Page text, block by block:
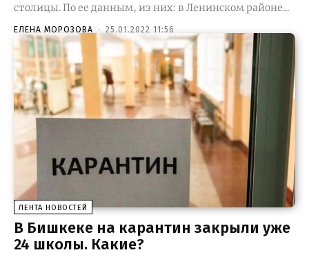
столицы. По ее данным, из них: в Ленинском районе...
ЕЛЕНА МОРОЗОВА - 25.01.2022 11:56
ЛЕНТА НОВОСТЕЙ
В Бишкеке на карантин закрыли уже
24 школы. Какие?